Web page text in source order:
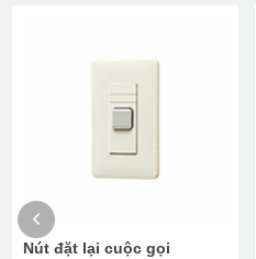
Nút đặt lại cuộc gọi